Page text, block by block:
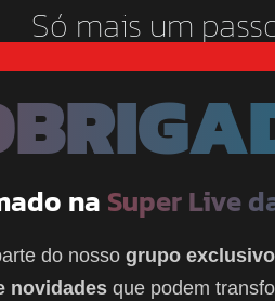
Só mais um
na Super Live
do nosso grupo exclusivo
novidades que podem